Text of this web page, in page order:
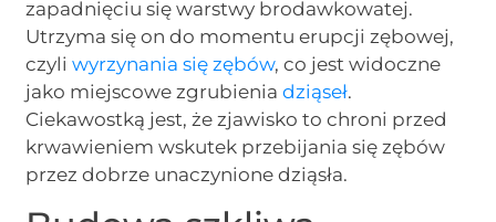
zapadnięciu się warstwy brodawkowatej.
Utrzyma się on do momentu erupcji zębowej,
czyliwyrzynania się zębów, co jest widoczne
jako miejscowe zgrubieniadziąseł.
Ciekawostką jest, że zjawisko to chroni przed
krwawieniem wskutek przebijania się zębów
przez dobrze unaczynione dziąsła.